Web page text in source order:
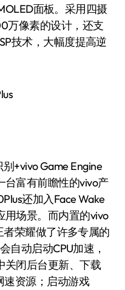
面板。采用四摄
万像素的设计，还支
技术，大幅度提高逆
+vivo Game Engine
台富有前瞻性的vivo产
还加入Face Wake
用场景。而内置的vivo
荣耀做了许多专属的
自动启动CPU加速，
关闭后台更新、下载
速资源；启动游戏